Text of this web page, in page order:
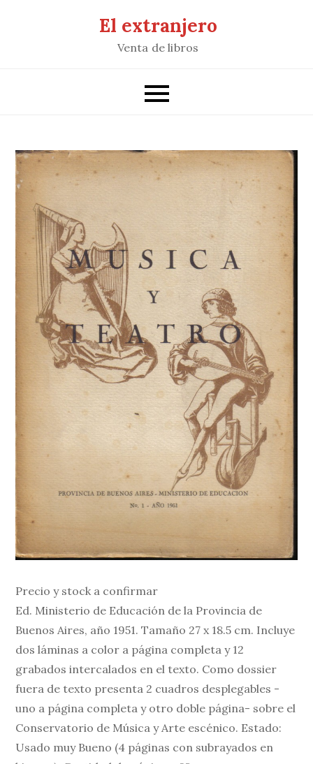
El extranjero
Venta de libros
Precio y stock a confirmar
Ed. Ministerio de Educación de la Provincia de
Buenos Aires, año 1951. Tamaño 27 x 18.5 cm. Incluye
dos láminas a color a página completa y 12
grabados intercalados en el texto. Como dossier
fuera de texto presenta 2 cuadros desplegables -
uno a página completa y otro doble página- sobre el
Conservatorio de Música y Arte escénico. Estado:
Usado muy Bueno (4 páginas con subrayados en